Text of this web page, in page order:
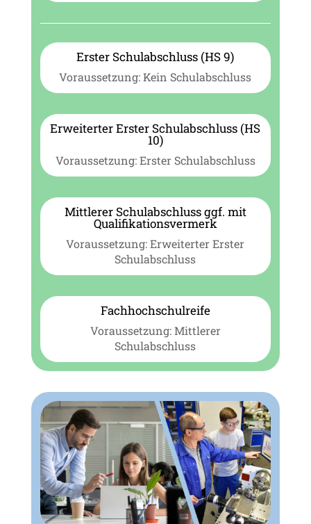
Erster Schulabschluss (HS 9)
Voraussetzung: Kein Schulabschluss
Erweiterter Erster Schulabschluss (HS
10)
Voraussetzung: Erster Schulabschluss
Mittlerer Schulabschluss ggf. mit
Qualifikationsvermerk
Voraussetzung: Erweiterter Erster
Schulabschluss
Fachhochschulreife
Voraussetzung: Mittlerer
Schulabschluss